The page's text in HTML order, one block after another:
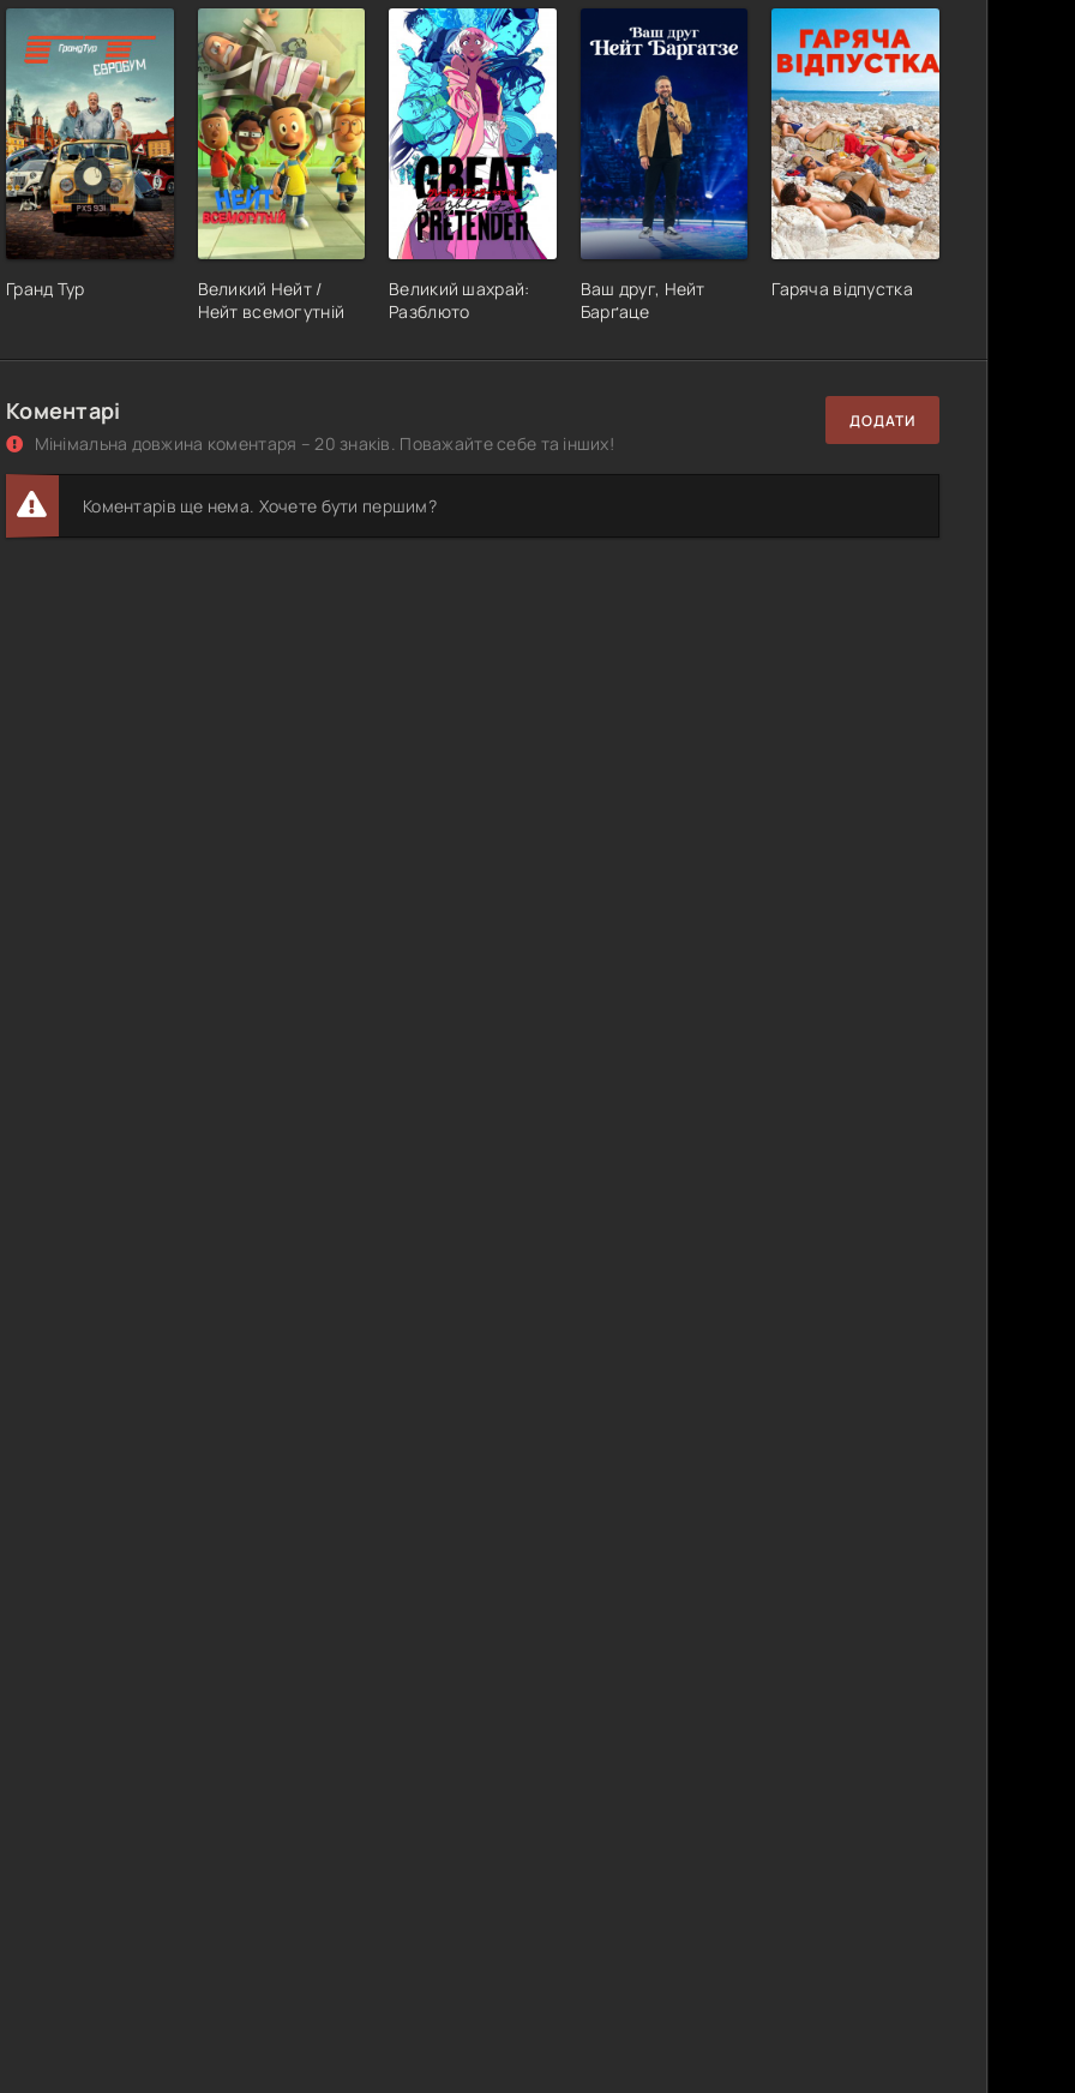
Гранд Тур
Великий Нейт /
Нейт всемогутній
Великий шахрай:
Разблюто
Ваш друг, Нейт
Барґаце
Гаряча відпустка
Коментарі
Мінімальна довжина коментаря – 20 знаків. Поважайте себе та інших!
ДОДАТИ
Коментарів ще нема. Хочете бути першим?